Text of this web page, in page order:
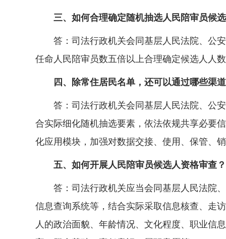
三、如何合理确定随机抽选人民陪审员候选
答：司法行政机关会同基层人民法院、公安
任命人民陪审员数五倍以上合理确定候选人人
四、除常住居民名单，还可以通过哪些渠道
答：司法行政机关会同基层人民法院、公安
合实际细化随机抽选要素，依法依规共享必要
化应用模块，加强对数据交接、使用、保管、
五、如何开展人民陪审员候选人资格审查？
答：司法行政机关应当会同基层人民法院、
信息查询系统等，结合实际采取信息核查、走
人的政治面貌、年龄情况、文化程度、职业信